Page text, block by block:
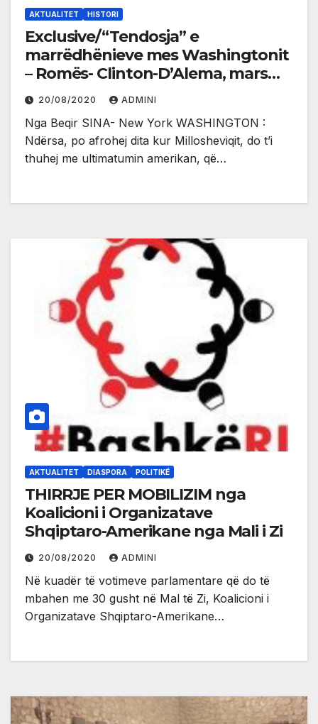
AKTUALITET HISTORI
Exclusive/“Tendosja” e
marrëdhënieve mes Washingtonit
– Romës- Clinton-D’Alema, mars
1999, për ndërhyrjën e NATO-së në
Serbi
20/08/2020 ADMINI
Nga Beqir SINA- New York WASHINGTON :
Ndërsa, po afrohej dita kur Millosheviqit, do t’i
thuhej me ultimatumin amerikan, që…
AKTUALITET DIASPORA POLITIKË
THIRRJE PER MOBILIZIM nga
Koalicioni i Organizatave
Shqiptaro-Amerikane nga Mali i Zi
20/08/2020 ADMINI
Në kuadër të votimeve parlamentare që do të
mbahen me 30 gusht në Mal të Zi, Koalicioni i
Organizatave Shqiptaro-Amerikane…